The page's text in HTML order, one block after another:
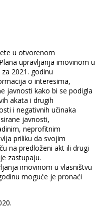
u otvorenom
upravljanja imovinom u
2021. godinu
o interesima,
javnosti kako bi se podigla
akata i drugih
i negativnih učinaka
javnosti,
neprofitnim
priliku da svojim
na predloženi akt ili drugi
zastupaju.
imovinom u vlasništvu
moguće je pronaći